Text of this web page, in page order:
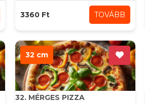
3360 Ft TOVÁBB
32 cm
32. MÉRGES PIZZA